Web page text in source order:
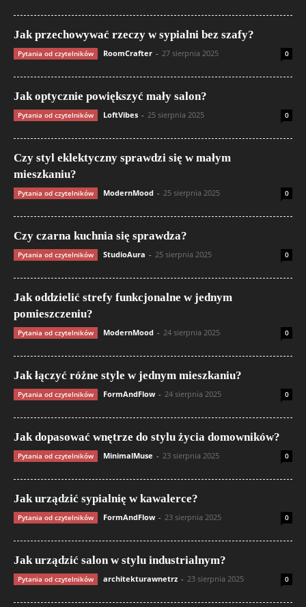
Jak przechowywać rzeczy w sypialni bez szafy?
Pytania od czytelników RoomCrafter - 27 sierpnia 2025 0
Jak optycznie powiększyć mały salon?
Pytania od czytelników LoftVibes - 25 sierpnia 2025 0
Czy styl eklektyczny sprawdzi się w małym
mieszkaniu?
Pytania od czytelników ModernMood - 25 sierpnia 2025 0
Czy czarna kuchnia się sprawdza?
Pytania od czytelników StudioAura - 25 sierpnia 2025 0
Jak oddzielić strefy funkcjonalne w jednym
pomieszczeniu?
Pytania od czytelników ModernMood - 24 sierpnia 2025 0
Jak łączyć różne style w jednym mieszkaniu?
Pytania od czytelników FormAndFlow - 24 sierpnia 2025 0
Jak dopasować wnętrze do stylu życia domowników?
Pytania od czytelników MinimalMuse - 23 sierpnia 2025 0
Jak urządzić sypialnię w kawalerce?
Pytania od czytelników FormAndFlow - 23 sierpnia 2025 0
Jak urządzić salon w stylu industrialnym?
Pytania od czytelników architekturawnetrz - 23 sierpnia 2025 0